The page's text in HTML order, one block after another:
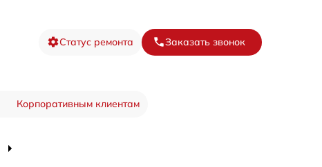
Статус ремонта Заказать звонок
Корпоративным клиентам